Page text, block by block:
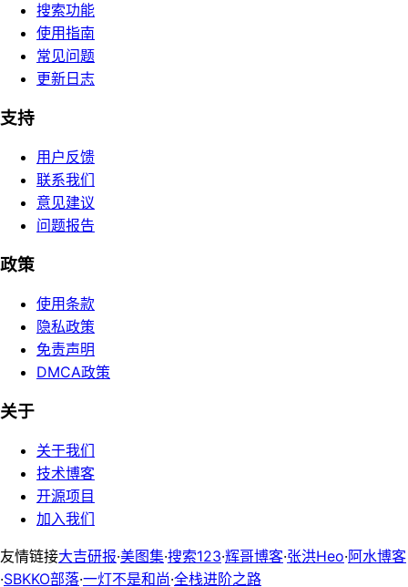
搜索功能
使用指南
常见问题
更新日志
支持
用户反馈
联系我们
意见建议
问题报告
政策
使用条款
隐私政策
免责声明
DMCA政策
关于
关于我们
技术博客
开源项目
加入我们
友情链接大吉研报·美图集·搜索123·辉哥博客·张洪Heo·阿水博客
·SBKKO部落·一灯不是和尚·全栈进阶之路